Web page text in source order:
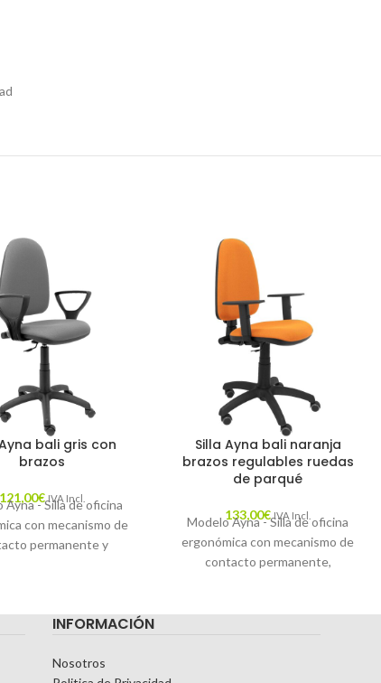
bali gris con
brazos
121,00€ IVA Incl.
Ayna - Silla de oficina
con mecanismo de
permanente y
Silla Ayna bali naranja
brazos regulables ruedas
de parqué
133,00€ IVA Incl.
Modelo Ayna - Silla de oficina
ergonómica con mecanismo de
contacto permanente,
INFORMACIÓN
Nosotros